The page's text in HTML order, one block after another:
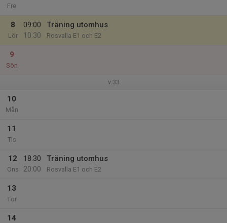
Fre
8
Lör
09:00
10:30
Träning utomhus
Rosvalla E1 och E2
9
Sön
v.33
10
Mån
11
Tis
12
Ons
18:30
20:00
Träning utomhus
Rosvalla E1 och E2
13
Tor
14